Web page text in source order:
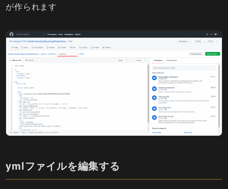
が作られます
ymlファイルを編集する